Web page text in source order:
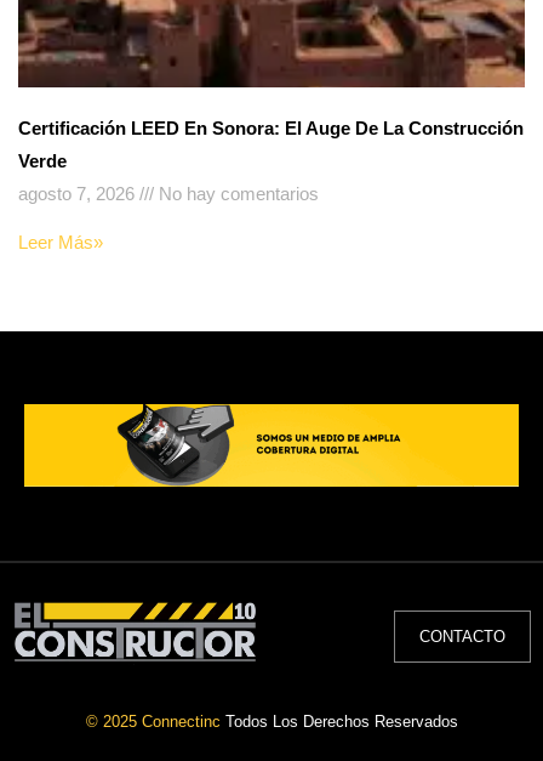
Certificación LEED En Sonora: El Auge De La Construcción
Verde
agosto 7, 2026
No hay comentarios
Leer Más»
CONTACTO
© 2025 Connectinc Todos Los Derechos Reservados